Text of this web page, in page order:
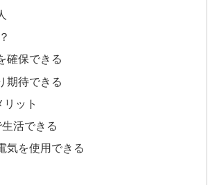
確保できる
期待できる
ット
活できる
気を使用できる